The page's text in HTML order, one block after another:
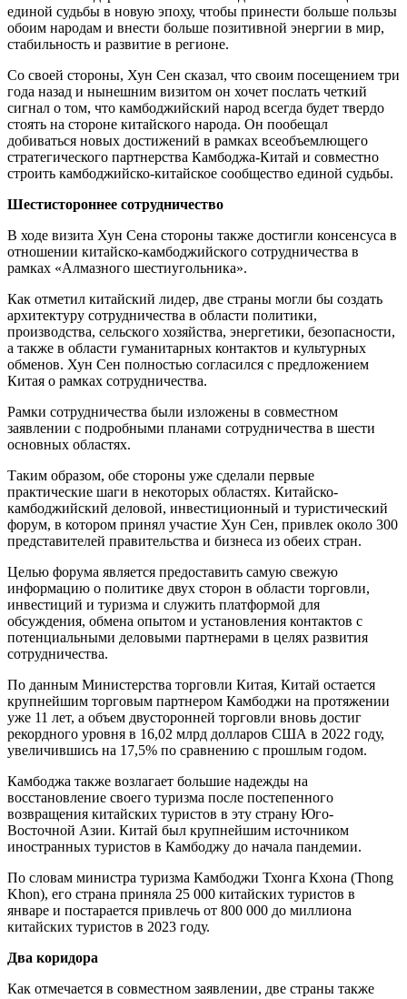
единой судьбы в новую эпоху, чтобы принести больше пользы
обоим народам и внести больше позитивной энергии в мир,
стабильность и развитие в регионе.
Со своей стороны, Хун Сен сказал, что своим посещением три
года назад и нынешним визитом он хочет послать четкий
сигнал о том, что камбоджийский народ всегда будет твердо
стоять на стороне китайского народа. Он пообещал
добиваться новых достижений в рамках всеобъемлющего
стратегического партнерства Камбоджа-Китай и совместно
строить камбоджийско-китайское сообщество единой судьбы.
Шестистороннее сотрудничество
В ходе визита Хун Сена стороны также достигли консенсуса в
отношении китайско-камбоджийского сотрудничества в
рамках «Алмазного шестиугольника».
Как отметил китайский лидер, две страны могли бы создать
архитектуру сотрудничества в области политики,
производства, сельского хозяйства, энергетики, безопасности,
а также в области гуманитарных контактов и культурных
обменов. Хун Сен полностью согласился с предложением
Китая о рамках сотрудничества.
Рамки сотрудничества были изложены в совместном
заявлении с подробными планами сотрудничества в шести
основных областях.
Таким образом, обе стороны уже сделали первые
практические шаги в некоторых областях. Китайско-
камбоджийский деловой, инвестиционный и туристический
форум, в котором принял участие Хун Сен, привлек около 300
представителей правительства и бизнеса из обеих стран.
Целью форума является предоставить самую свежую
информацию о политике двух сторон в области торговли,
инвестиций и туризма и служить платформой для
обсуждения, обмена опытом и установления контактов с
потенциальными деловыми партнерами в целях развития
сотрудничества.
По данным Министерства торговли Китая, Китай остается
крупнейшим торговым партнером Камбоджи на протяжении
уже 11 лет, а объем двусторонней торговли вновь достиг
рекордного уровня в 16,02 млрд долларов США в 2022 году,
увеличившись на 17,5% по сравнению с прошлым годом.
Камбоджа также возлагает большие надежды на
восстановление своего туризма после постепенного
возвращения китайских туристов в эту страну Юго-
Восточной Азии. Китай был крупнейшим источником
иностранных туристов в Камбоджу до начала пандемии.
По словам министра туризма Камбоджи Тхонга Кхона (Thong
Khon), его страна приняла 25 000 китайских туристов в
январе и постарается привлечь от 800 000 до миллиона
китайских туристов в 2023 году.
Два коридора
Как отмечается в совместном заявлении, две страны также